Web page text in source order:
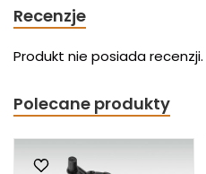
Recenzje
Produkt nie posiada recenzji.
Polecane produkty